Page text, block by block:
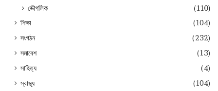
ভৌগলিক
(110)
শিক্ষা
(104)
সংগঠন
(232)
সমাবেশ
(13)
সাহিত্য
(4)
স্বাস্থ্য
(104)